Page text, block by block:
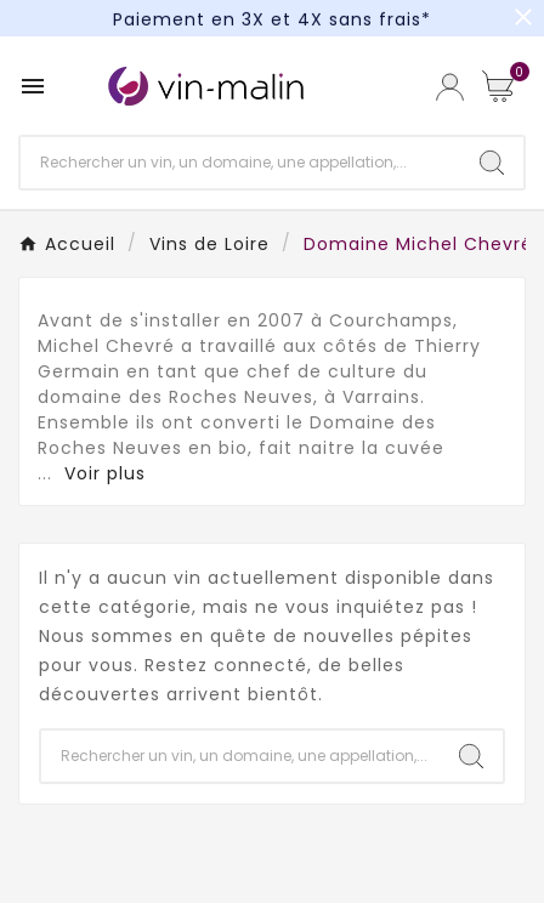
Paiement en 3X et 4X sans frais*
Paiement en 3X et 4X sans frais*
close
 0
Accueil Vins de Loire Domaine Michel Chevré
Avant de s'installer en 2007 à Courchamps,
Michel Chevré a travaillé aux côtés de Thierry
Germain en tant que chef de culture du
domaine des Roches Neuves, à Varrains.
Ensemble ils ont converti le Domaine des
Roches Neuves en bio, fait naitre la cuvée
... Voir plus
Il n'y a aucun vin actuellement disponible dans
cette catégorie, mais ne vous inquiétez pas !
Nous sommes en quête de nouvelles pépites
pour vous. Restez connecté, de belles
découvertes arrivent bientôt.